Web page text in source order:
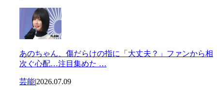
あのちゃん、傷だらけの指に「大丈夫？」ファンから相
次ぐ心配…注目集めた …
芸能|2026.07.09